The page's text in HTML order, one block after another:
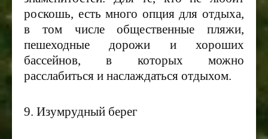
роскошь, есть много опция для отдыха,
в том числе общественные пляжи,
пешеходные дорожи и хороших
бассейнов, в которых можно
расслабиться и наслаждаться отдыхом.
9. Изумрудный берег